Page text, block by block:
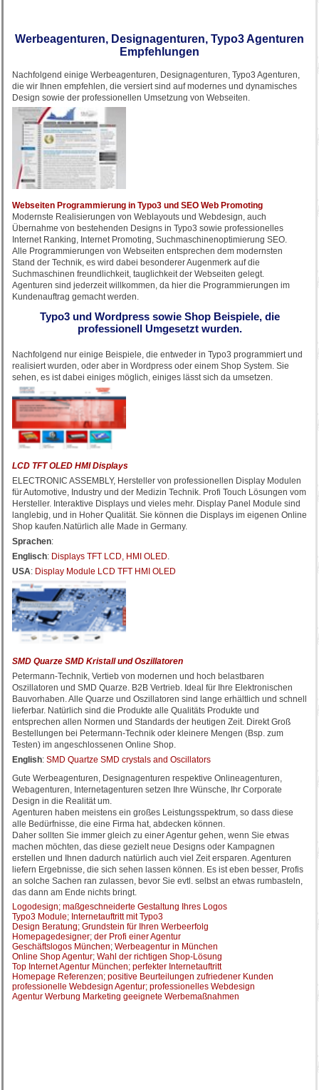
Werbeagenturen, Designagenturen, Typo3 Agenturen
Empfehlungen
Nachfolgend einige Werbeagenturen, Designagenturen, Typo3 Agenturen,
die wir Ihnen empfehlen, die versiert sind auf modernes und dynamisches
Design sowie der professionellen Umsetzung von Webseiten.
Webseiten Programmierung in Typo3 und SEO Web Promoting
Modernste Realisierungen von Weblayouts und Webdesign, auch
Übernahme von bestehenden Designs in Typo3 sowie professionelles
Internet Ranking, Internet Promoting, Suchmaschinenoptimierung SEO.
Alle Programmierungen von Webseiten entsprechen dem modernsten
Stand der Technik, es wird dabei besonderer Augenmerk auf die
Suchmaschinen freundlichkeit, tauglichkeit der Webseiten gelegt.
Agenturen sind jederzeit willkommen, da hier die Programmierungen im
Kundenauftrag gemacht werden.
Typo3 und Wordpress sowie Shop Beispiele, die
professionell Umgesetzt wurden.
Nachfolgend nur einige Beispiele, die entweder in Typo3 programmiert und
realisiert wurden, oder aber in Wordpress oder einem Shop System. Sie
sehen, es ist dabei einiges möglich, einiges lässt sich da umsetzen.
LCD TFT OLED HMI Displays
ELECTRONIC ASSEMBLY, Hersteller von professionellen Display Modulen
für Automotive, Industry und der Medizin Technik. Profi Touch Lösungen vom
Hersteller. Interaktive Displays und vieles mehr. Display Panel Module sind
langlebig, und in Hoher Qualität. Sie können die Displays im eigenen Online
Shop kaufen.Natürlich alle Made in Germany.
Sprachen:
Englisch: Displays TFT LCD, HMI OLED.
USA: Display Module LCD TFT HMI OLED
SMD Quarze SMD Kristall und Oszillatoren
Petermann-Technik, Vertieb von modernen und hoch belastbaren
Oszillatoren und SMD Quarze. B2B Vertrieb. Ideal für Ihre Elektronischen
Bauvorhaben. Alle Quarze und Oszillatoren sind lange erhältlich und schnell
lieferbar. Natürlich sind die Produkte alle Qualitäts Produkte und
entsprechen allen Normen und Standards der heutigen Zeit. Direkt Groß
Bestellungen bei Petermann-Technik oder kleinere Mengen (Bsp. zum
Testen) im angeschlossenen Online Shop.
English: SMD Quartze SMD crystals and Oscillators
Gute Werbeagenturen, Designagenturen respektive Onlineagenturen,
Webagenturen, Internetagenturen setzen Ihre Wünsche, Ihr Corporate
Design in die Realität um.
Agenturen haben meistens ein großes Leistungsspektrum, so dass diese
alle Bedürfnisse, die eine Firma hat, abdecken können.
Daher sollten Sie immer gleich zu einer Agentur gehen, wenn Sie etwas
machen möchten, das diese gezielt neue Designs oder Kampagnen
erstellen und Ihnen dadurch natürlich auch viel Zeit ersparen. Agenturen
liefern Ergebnisse, die sich sehen lassen können. Es ist eben besser, Profis
an solche Sachen ran zulassen, bevor Sie evtl. selbst an etwas rumbasteln,
das dann am Ende nichts bringt.
Logodesign; maßgeschneiderte Gestaltung Ihres Logos
Typo3 Module; Internetauftritt mit Typo3
Design Beratung; Grundstein für Ihren Werbeerfolg
Homepagedesigner; der Profi einer Agentur
Geschäftslogos München; Werbeagentur in München
Online Shop Agentur; Wahl der richtigen Shop-Lösung
Top Internet Agentur München; perfekter Internetauftritt
Homepage Referenzen; positive Beurteilungen zufriedener Kunden
professionelle Webdesign Agentur; professionelles Webdesign
Agentur Werbung Marketing geeignete Werbemaßnahmen